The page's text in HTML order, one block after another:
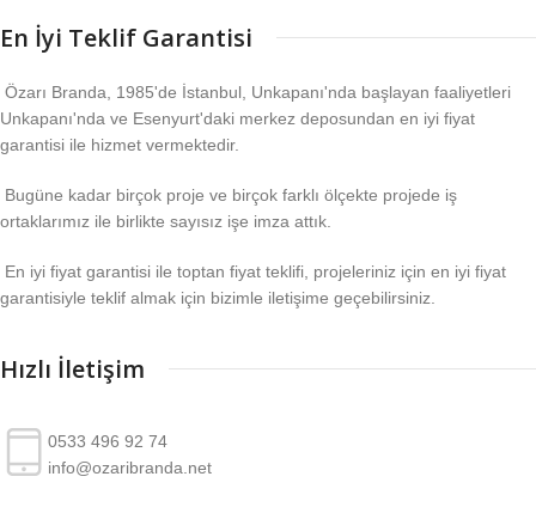
En İyi Teklif Garantisi
Özarı Branda, 1985'de İstanbul, Unkapanı'nda başlayan faaliyetleri
Unkapanı'nda ve Esenyurt'daki merkez deposundan en iyi fiyat
garantisi ile hizmet vermektedir.
Bugüne kadar birçok proje ve birçok farklı ölçekte projede iş
ortaklarımız ile birlikte sayısız işe imza attık.
En iyi fiyat garantisi ile toptan fiyat teklifi, projeleriniz için en iyi fiyat
garantisiyle teklif almak için bizimle iletişime geçebilirsiniz.
Hızlı İletişim
0533 496 92 74
info@ozaribranda.net